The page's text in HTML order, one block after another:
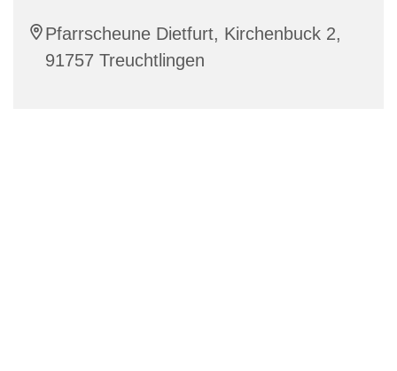
Pfarrscheune Dietfurt, Kirchenbuck 2,
91757 Treuchtlingen